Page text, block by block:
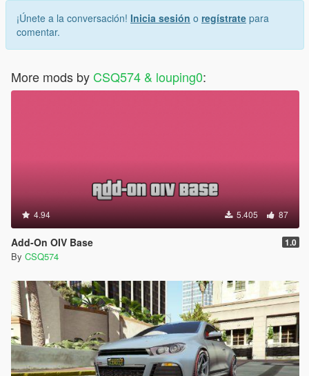
¡Únete a la conversación! Inicia sesión o regístrate para
comentar.
More mods by CSQ574 & louping0:
4.94 5.405 87
Add-On OIV Base 1.0
By CSQ574